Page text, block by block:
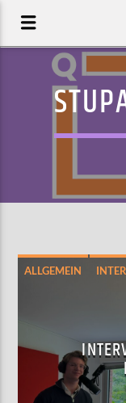
JON GRAVY
ALLGEMEIN